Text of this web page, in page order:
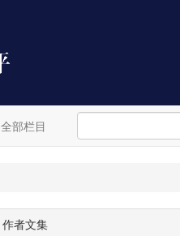
全部栏目
作者文集